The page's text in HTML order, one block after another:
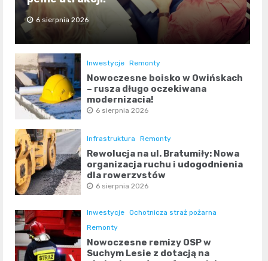
6 sierpnia 2026
Inwestycje Remonty
Nowoczesne boisko w Owińskach
– rusza długo oczekiwana
modernizacja!
6 sierpnia 2026
Infrastruktura Remonty
Rewolucja na ul. Bratumiły: Nowa
organizacja ruchu i udogodnienia
dla rowerzystów
6 sierpnia 2026
Inwestycje Ochotnicza straż pożarna
Remonty
Nowoczesne remizy OSP w
Suchym Lesie z dotacją na